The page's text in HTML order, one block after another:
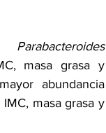
masa grasa y
abundancia
masa grasa y